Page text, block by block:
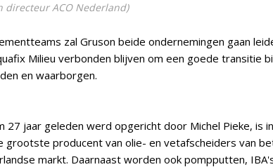
directeur ACO Nederland)
zal Gruson beide ondernemingen gaan
Milieu verbonden blijven om een goede transitie
en waarborgen.
27 jaar geleden werd opgericht door Michel Pieke, is
grootste producent van olie- en vetafscheiders van
markt. Daarnaast worden ook pompputten,